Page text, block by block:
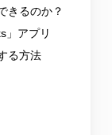
きるのか？
」アプリ
る方法